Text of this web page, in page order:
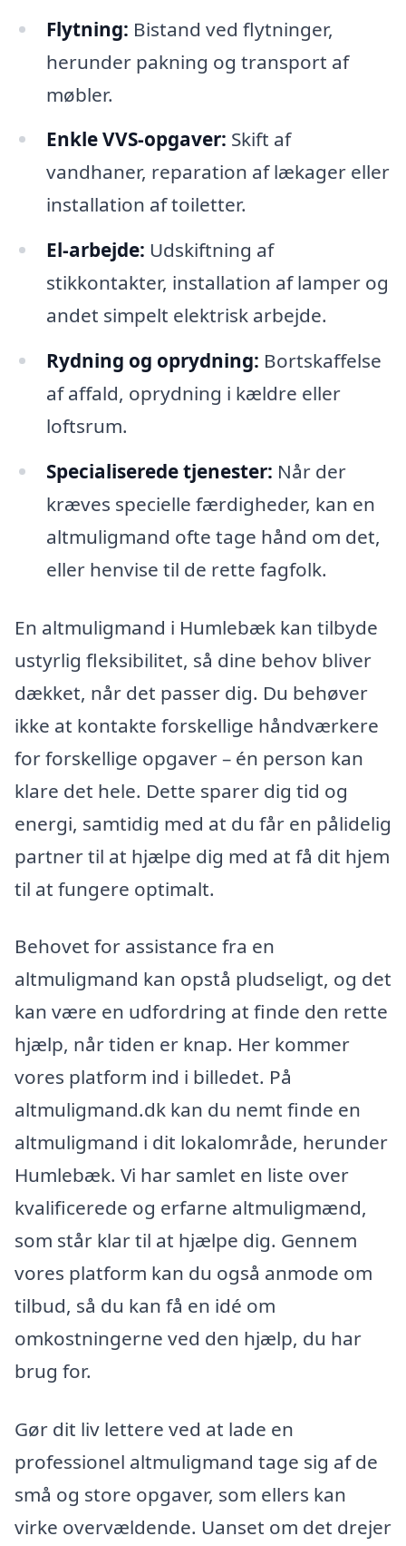
Flytning: Bistand ved flytninger,
herunder pakning og transport af
møbler.
Enkle VVS-opgaver: Skift af
vandhaner, reparation af lækager eller
installation af toiletter.
El-arbejde: Udskiftning af
stikkontakter, installation af lamper og
andet simpelt elektrisk arbejde.
Rydning og oprydning: Bortskaffelse
af affald, oprydning i kældre eller
loftsrum.
Specialiserede tjenester: Når der
kræves specielle færdigheder, kan en
altmuligmand ofte tage hånd om det,
eller henvise til de rette fagfolk.
En altmuligmand i Humlebæk kan tilbyde
ustyrlig fleksibilitet, så dine behov bliver
dækket, når det passer dig. Du behøver
ikke at kontakte forskellige håndværkere
for forskellige opgaver – én person kan
klare det hele. Dette sparer dig tid og
energi, samtidig med at du får en pålidelig
partner til at hjælpe dig med at få dit hjem
til at fungere optimalt.
Behovet for assistance fra en
altmuligmand kan opstå pludseligt, og det
kan være en udfordring at finde den rette
hjælp, når tiden er knap. Her kommer
vores platform ind i billedet. På
altmuligmand.dk kan du nemt finde en
altmuligmand i dit lokalområde, herunder
Humlebæk. Vi har samlet en liste over
kvalificerede og erfarne altmuligmænd,
som står klar til at hjælpe dig. Gennem
vores platform kan du også anmode om
tilbud, så du kan få en idé om
omkostningerne ved den hjælp, du har
brug for.
Gør dit liv lettere ved at lade en
professionel altmuligmand tage sig af de
små og store opgaver, som ellers kan
virke overvældende. Uanset om det drejer